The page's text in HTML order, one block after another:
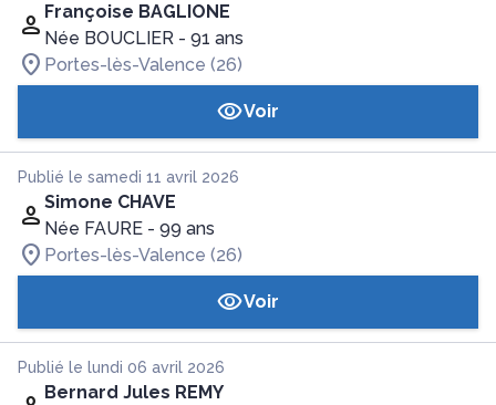
Françoise BAGLIONE
Née BOUCLIER - 91 ans
Portes-lès-Valence (26)
Voir
Publié le samedi 11 avril 2026
Simone CHAVE
Née FAURE - 99 ans
Portes-lès-Valence (26)
Voir
Publié le lundi 06 avril 2026
Bernard Jules REMY